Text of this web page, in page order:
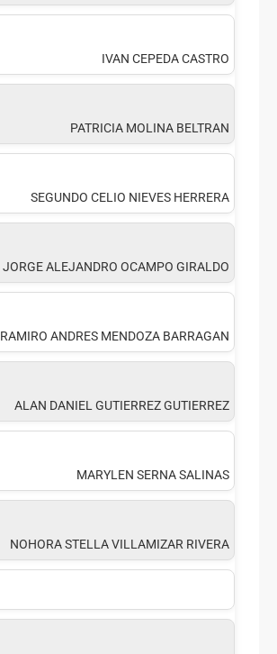
IVAN CEPEDA CASTRO
PATRICIA MOLINA BELTRAN
SEGUNDO CELIO NIEVES HERRERA
JORGE ALEJANDRO OCAMPO GIRALDO
RAMIRO ANDRES MENDOZA BARRAGAN
ALAN DANIEL GUTIERREZ GUTIERREZ
MARYLEN SERNA SALINAS
NOHORA STELLA VILLAMIZAR RIVERA